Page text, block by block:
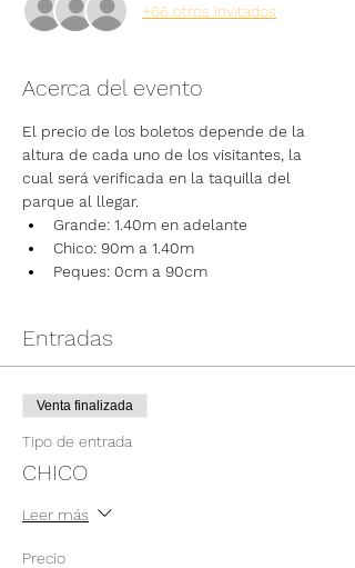
+66 otros invitados
Acerca del evento
El precio de los boletos depende de la
altura de cada uno de los visitantes, la
cual será verificada en la taquilla del
parque al llegar.
Grande: 1.40m en adelante
Chico: 90m a 1.40m
Peques: 0cm a 90cm
Entradas
Venta finalizada
Tipo de entrada
CHICO
Leer más
Precio